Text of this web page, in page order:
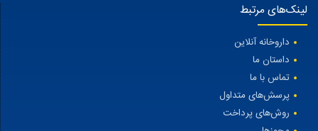
لینک‌های مرتبط
داروخانه آنلاین
داستان ما
تماس با ما
پرسش‌های متداول
روش‌های پرداخت